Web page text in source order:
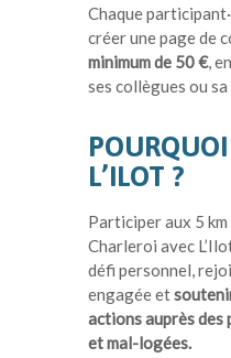
Chaque
créer une page de
minimum de 50 €,
ses collègues ou
L’ILOT ?
Participer aux 5
Charleroi avec
défi personnel,
engagée et
actions auprès des
et mal-logées.